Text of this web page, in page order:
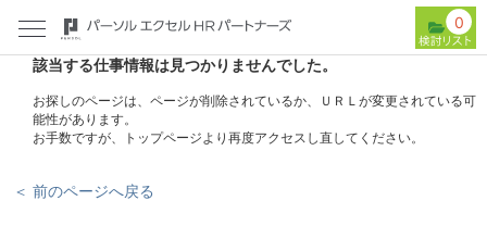
0
該当する仕事情報は見つかりませんでした。
お探しのページは、ページが削除されているか、ＵＲＬが変更されている可
能性があります。
お手数ですが、トップページより再度アクセスし直してください。
＜ 前のページへ戻る